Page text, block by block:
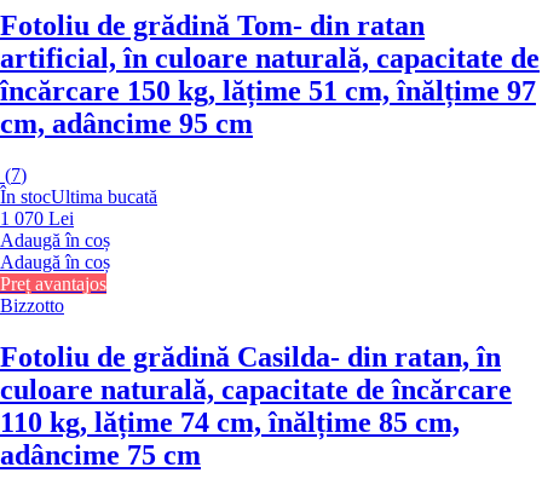
Fotoliu de grădină Tom- din ratan
artificial, în culoare naturală, capacitate de
încărcare 150 kg, lățime 51 cm, înălțime 97
cm, adâncime 95 cm
(7)
În stocUltima bucată
1 070 Lei
Adaugă în coș
Adaugă în coș
Preț avantajos
Bizzotto
Fotoliu de grădină Casilda- din ratan, în
culoare naturală, capacitate de încărcare
110 kg, lățime 74 cm, înălțime 85 cm,
adâncime 75 cm